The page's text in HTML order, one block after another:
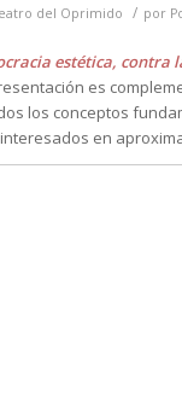
del Oprimido / por
estética, contra
es
los conceptos
en